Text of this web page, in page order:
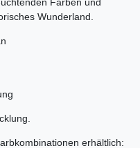
Farben und
Wunderland.
erhältlich: